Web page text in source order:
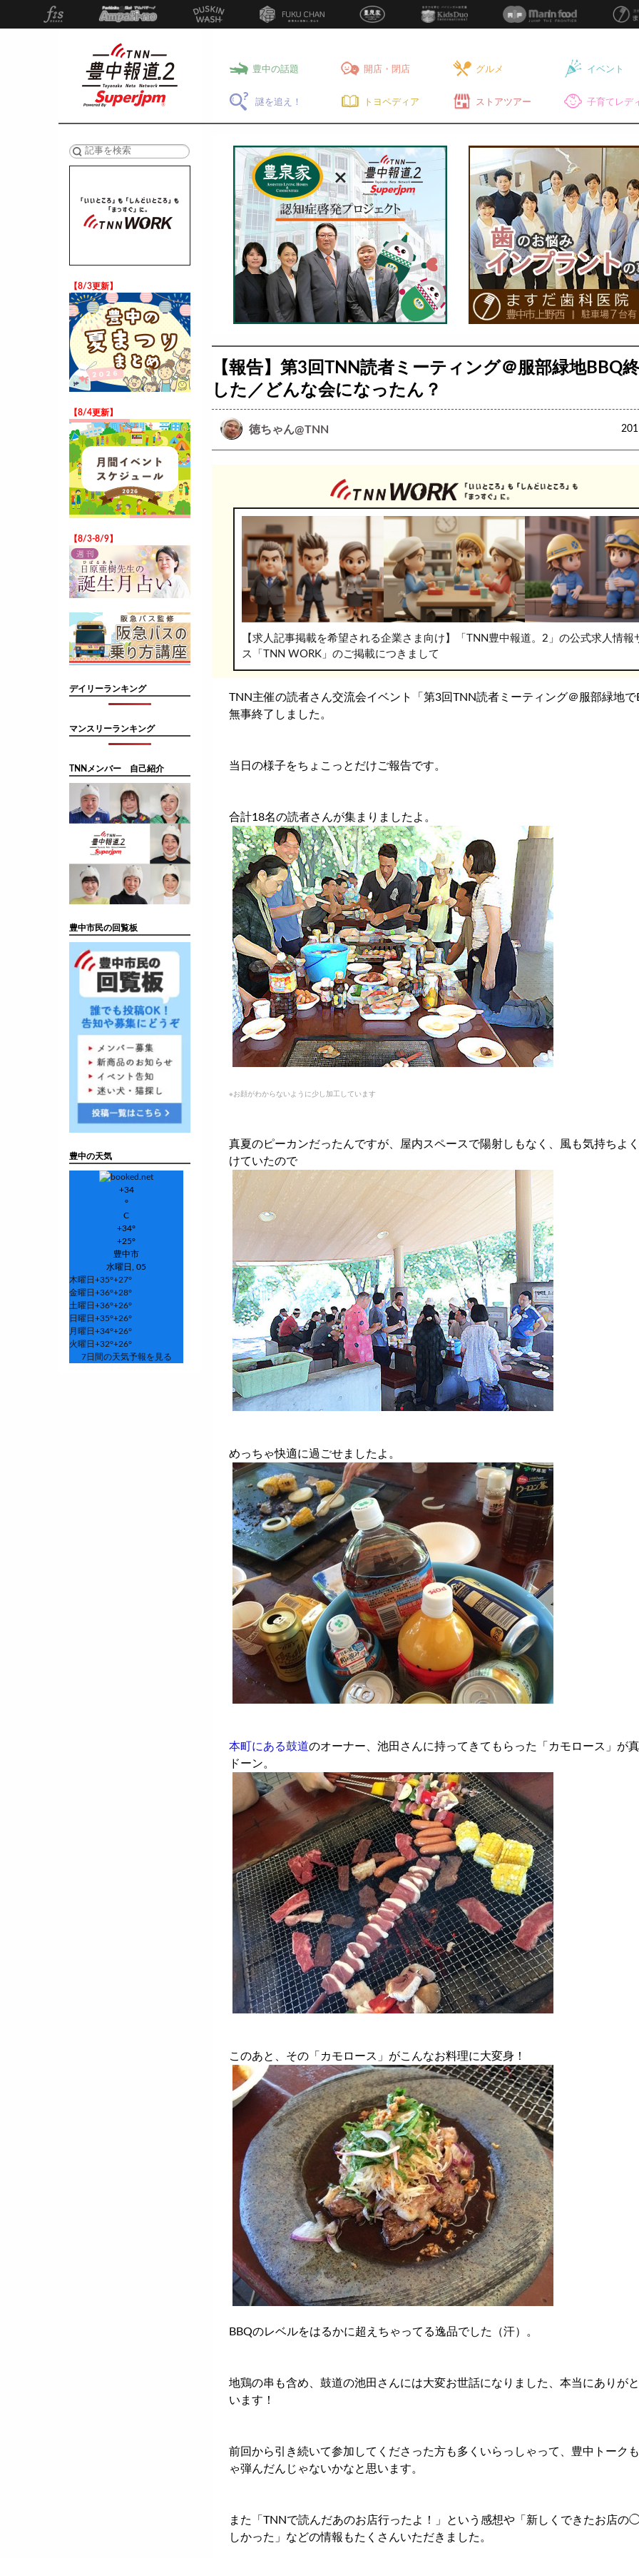
豊中の話題 開店・閉店 グルメ イベント
謎を追え！ トヨペディア ストアツアー 子育てレデ
【報告】第3回TNN読者ミーティング＠服部緑地BBQ
した／どんな会になったん？
徳ちゃん@TNN
【求人記事掲載を希望される企業さま向け】「TNN豊中報道。2」の公式求人情報
ス「TNN WORK」のご掲載につきまして
TNN主催の読者さん交流会イベント「第3回TNN読者ミーティング＠服部緑地で
無事終了しました。
当日の様子をちょこっとだけご報告です。
合計18名の読者さんが集まりましたよ。
※お顔がわからないように少し加工しています
真夏のピーカンだったんですが、屋内スペースで陽射しもなく、風も気持ちよ
けていたので
めっちゃ快適に過ごせましたよ。
本町にある鼓道のオーナー、池田さんに持ってきてもらった「カモロース」が
ドーン。
このあと、その「カモロース」がこんなお料理に大変身！
BBQのレベルをはるかに超えちゃってる逸品でした（汗）。
地鶏の串も含め、鼓道の池田さんには大変お世話になりました、本当にありが
います！
前回から引き続いて参加してくださった方も多くいらっしゃって、豊中トーク
ゃ弾んだんじゃないかなと思います。
また「TNNで読んだあのお店行ったよ！」という感想や「新しくできたお店
しかった」などの情報もたくさんいただきました。
【8/3更新】
【8/4更新】
【8/3-8/9】
デイリーランキング
マンスリーランキング
TNNメンバー 自己紹介
豊中市民の回覧板
豊中の天気
+34
°
C
+34°
+25°
豊中市
水曜日, 05
木曜日 +35°+27°
金曜日 +36°+28°
土曜日 +36°+26°
日曜日 +35°+26°
月曜日 +34°+26°
火曜日 +32°+26°
7日間の天気予報を見る